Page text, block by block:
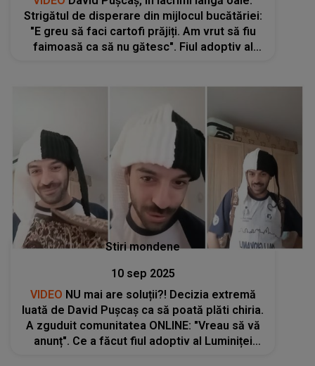
Strigătul de disperare din mijlocul bucătăriei:
"E greu să faci cartofi prăjiți. Am vrut să fiu
faimoasă ca să nu gătesc". Fiul adoptiv al
Stiri mondene
10 sep 2025
VIDEO NU mai are soluții?! Decizia extremă
luată de David Pușcaș ca să poată plăti chiria.
A zguduit comunitatea ONLINE: "Vreau să vă
anunț". Ce a făcut fiul adoptiv al Luminiței